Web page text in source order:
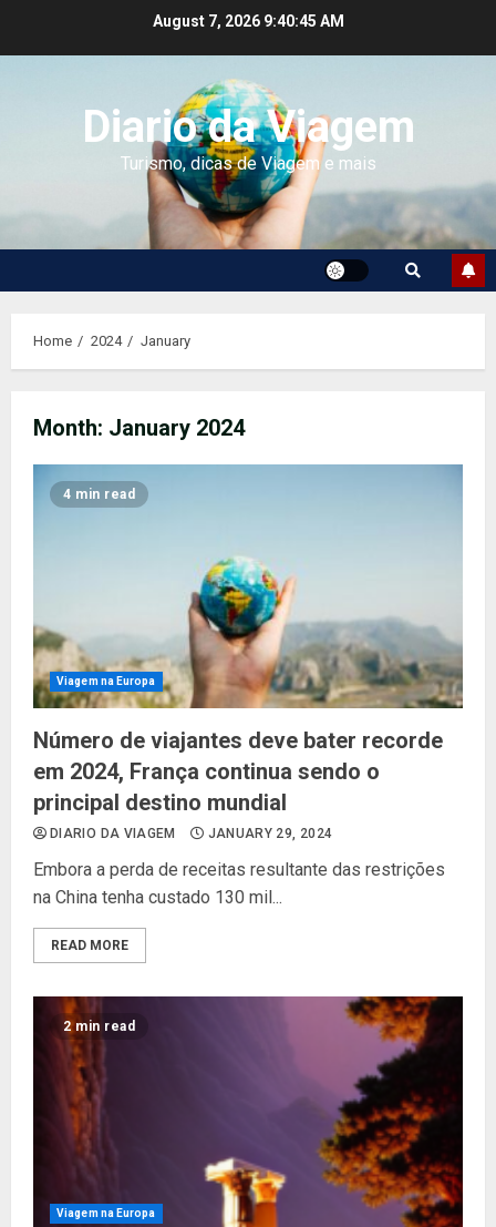
August 7, 2026 9:40:45 AM
Diario da Viagem
Turismo, dicas de Viagem e mais
Home 2024 January
Month: January 2024
4 min read
Viagem na Europa
Número de viajantes deve bater recorde
em 2024, França continua sendo o
principal destino mundial
DIARIO DA VIAGEM JANUARY 29, 2024
Embora a perda de receitas resultante das restrições
na China tenha custado 130 mil...
READ MORE
2 min read
Viagem na Europa